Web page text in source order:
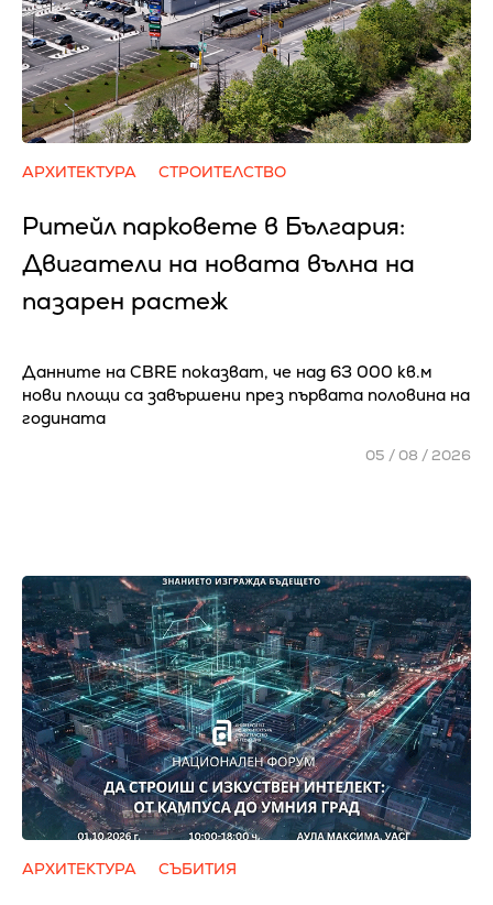
АРХИТЕКТУРА СТРОИТЕЛСТВО
Ритейл парковете в България:
Двигатели на новата вълна на
пазарен растеж
Данните на CBRE показват, че над 63 000 кв.м
нови площи са завършени през първата половина на
годината
05 / 08 / 2026
АРХИТЕКТУРА СЪБИТИЯ